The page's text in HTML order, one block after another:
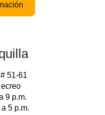
51-61
9 p.m.
5 p.m.